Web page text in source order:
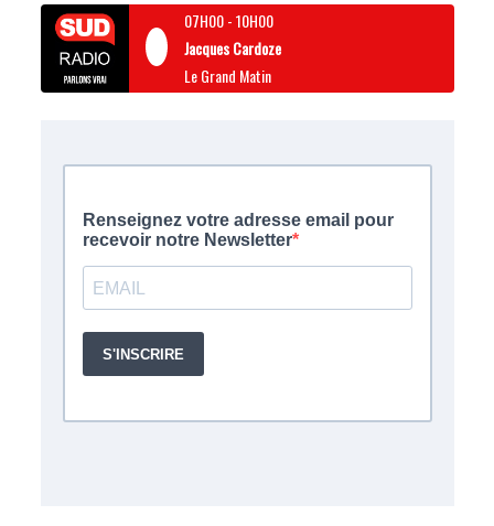
07H00-10H00
Jacques Cardoze
Le Grand Matin